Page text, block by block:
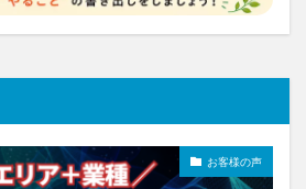
お客様の声